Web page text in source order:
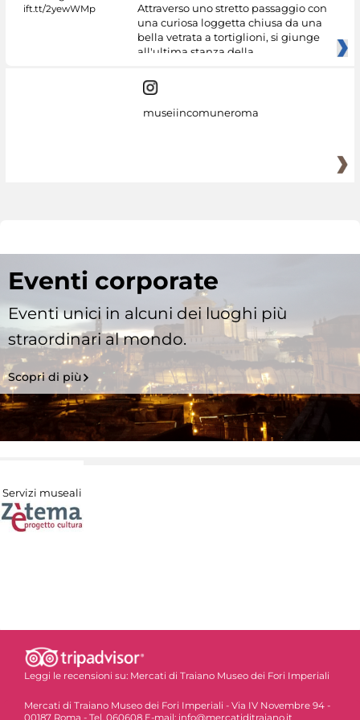
Attraverso uno stretto passaggio con
una curiosa loggetta chiusa da una
bella vetrata a tortiglioni, si giunge
all'ultima stanza della
museiincomuneroma
Eventi corporate
Eventi unici in alcuni dei luoghi più
straordinari al mondo.
Scopri di più
Servizi museali
Leggi le recensioni su: Mercati di Traiano Museo dei Fori Imperiali
Mercati di Traiano Museo dei Fori Imperiali - Via IV Novembre 94 -